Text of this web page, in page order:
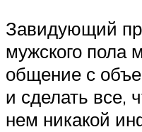
Завидующий
мужского пола
общение с
и сделать все,
нем никакой